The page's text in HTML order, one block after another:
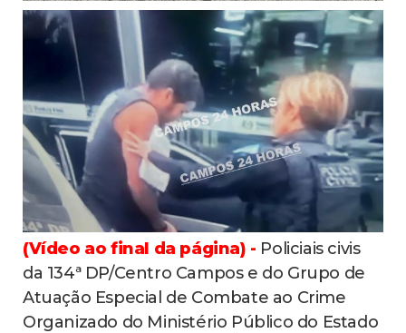
(Vídeo ao final da página) - Policiais civis
da 134ª DP/Centro Campos e do Grupo de
Atuação Especial de Combate ao Crime
Organizado do Ministério Público do Estado